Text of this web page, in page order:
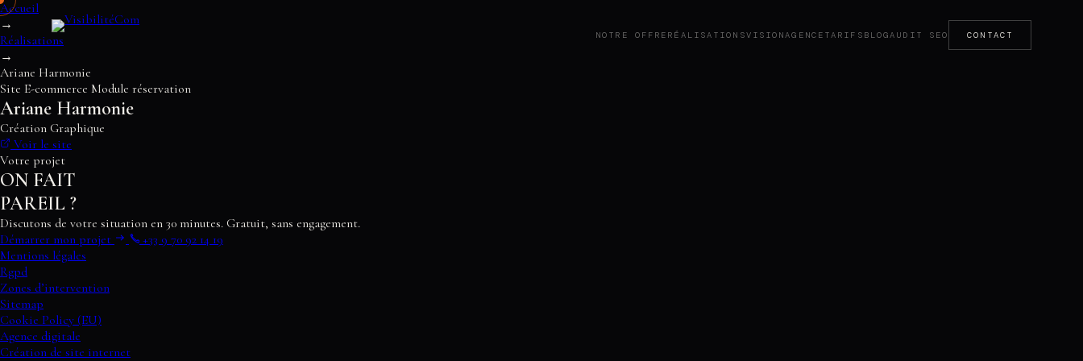
Notre offre
Réalisations
Vision
Agence
Tarifs
Blog
Audit SEO
Contact
NOTRE OFFRE RÉALISATIONSVISIONAGENCE TARIFS BLOGAUDIT SEO CONTACT
Accueil
→
Réalisations
→
Ariane Harmonie
Site E-commerce Module réservation
Ariane Harmonie
Création Graphique
Voir le site
Votre projet
ON FAIT
PAREIL ?
Discutons de votre situation en 30 minutes. Gratuit, sans engagement.
Démarrer mon projet
+33 9 70 92 14 19
Mentions légales
Rgpd
Zones d’intervention
Sitemap
Cookie Policy (EU)
Agence digitale
Création de site internet